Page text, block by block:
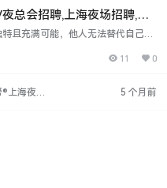
总会招聘,上海夜场招聘,可
轻松赚钱
且充满可能，他人无法替代自己的
夜总会招聘五官端正、气质佳者，
迎学生、上班族等加入，提供职业成
11 0
®上海夜场
5 个月前